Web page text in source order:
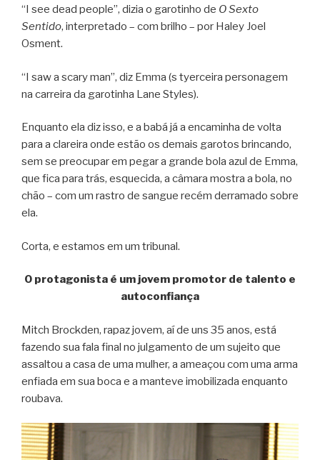
“I see dead people”, dizia o garotinho de O Sexto
Sentido, interpretado – com brilho – por Haley Joel
Osment.
“I saw a scary man”, diz Emma (s tyerceira personagem
na carreira da garotinha Lane Styles).
Enquanto ela diz isso, e a babá já a encaminha de volta
para a clareira onde estão os demais garotos brincando,
sem se preocupar em pegar a grande bola azul de Emma,
que fica para trás, esquecida, a câmara mostra a bola, no
chão – com um rastro de sangue recém derramado sobre
ela.
Corta, e estamos em um tribunal.
O protagonista é um jovem promotor de talento e
autoconfiança
Mitch Brockden, rapaz jovem, aí de uns 35 anos, está
fazendo sua fala final no julgamento de um sujeito que
assaltou a casa de uma mulher, a ameaçou com uma arma
enfiada em sua boca e a manteve imobilizada enquanto
roubava.